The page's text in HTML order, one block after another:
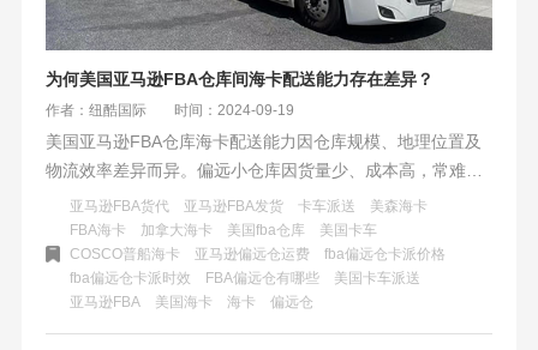
为何美国亚马逊FBA仓库间海卡配送能力存在差异？
作者：纽酷国际 时间：2024-09-19
美国亚马逊FBA仓库海卡配送能力因仓库规模、地理位置及
物流效率差异而异。偏远小仓库因货量少、成本高，常难以
支持海卡服务，影响时效。卖家需提前规划，备选多渠道物
流方案，并与服务商紧密沟通，优化库存管理，以应对不同
仓库的物流挑战。
亚马逊FBA货代 亚马逊FBA发货 卡车派送
美森海卡
FBA海卡
加拿大海卡 美国fba仓库
美国卡车
COSCO普船海卡
亚马逊偏远仓运费
fba偏远仓卡派价格
fba偏远仓卡派时效
FBA偏远仓有哪些
美国卡车派送
​亚马逊FBA
美国海卡 海卡 偏远仓